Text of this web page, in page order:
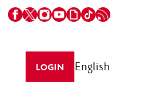
LOGIN English